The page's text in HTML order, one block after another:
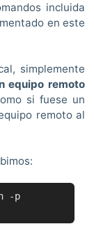
incluida
en este
simplemente
equipo remoto
si fuese un
remoto al
-p